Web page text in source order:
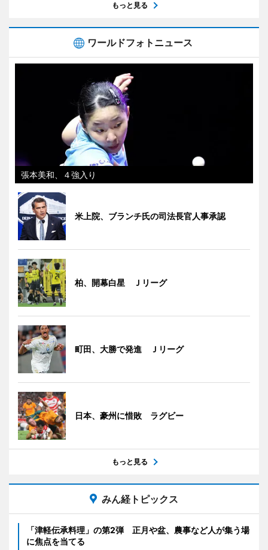
もっと見る
ワールドフォトニュース
張本美和、４強入り
米上院、ブランチ氏の司法長官人事承認
柏、開幕白星 Ｊリーグ
町田、大勝で発進 Ｊリーグ
日本、豪州に惜敗 ラグビー
もっと見る
みん経トピックス
「津軽伝承料理」の第2弾 正月や盆、農事など人が集う場
に焦点を当てる